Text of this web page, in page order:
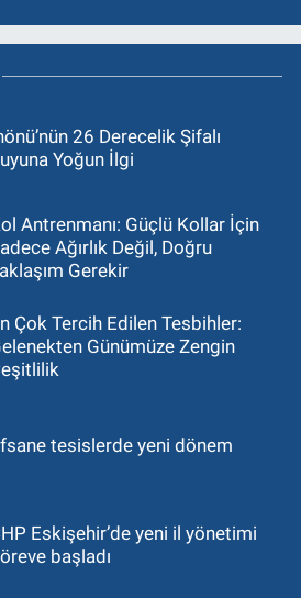
26 Derecelik Şifalı
Yoğun İlgi
Antrenmanı: Güçlü Kollar İçin
Ağırlık Değil, Doğru
Gerekir
Çok Tercih Edilen Tesbihler:
Günümüze Zengin
tesislerde yeni dönem
Eskişehir’de yeni il yönetimi
başladı